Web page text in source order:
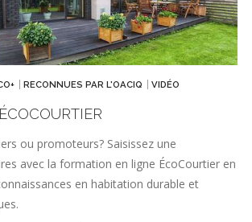
RECONNUES PAR L'OACIQ VIDÉO
ou promoteurs? Saisissez une
avec la formation en ligne ÉcoCourtier en
en habitation durable et